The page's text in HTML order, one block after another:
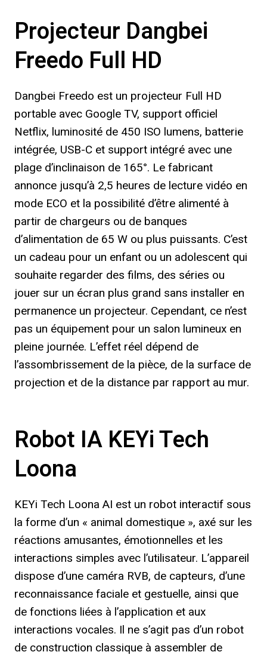
Projecteur Dangbei
Freedo Full HD
Dangbei Freedo est un projecteur Full HD
portable avec Google TV, support officiel
Netflix, luminosité de 450 ISO lumens, batterie
intégrée, USB-C et support intégré avec une
plage d’inclinaison de 165°. Le fabricant
annonce jusqu’à 2,5 heures de lecture vidéo en
mode ECO et la possibilité d’être alimenté à
partir de chargeurs ou de banques
d’alimentation de 65 W ou plus puissants. C’est
un cadeau pour un enfant ou un adolescent qui
souhaite regarder des films, des séries ou
jouer sur un écran plus grand sans installer en
permanence un projecteur. Cependant, ce n’est
pas un équipement pour un salon lumineux en
pleine journée. L’effet réel dépend de
l’assombrissement de la pièce, de la surface de
projection et de la distance par rapport au mur.
Robot IA KEYi Tech
Loona
KEYi Tech Loona AI est un robot interactif sous
la forme d’un « animal domestique », axé sur les
réactions amusantes, émotionnelles et les
interactions simples avec l’utilisateur. L’appareil
dispose d’une caméra RVB, de capteurs, d’une
reconnaissance faciale et gestuelle, ainsi que
de fonctions liées à l’application et aux
interactions vocales. Il ne s’agit pas d’un robot
de construction classique à assembler de